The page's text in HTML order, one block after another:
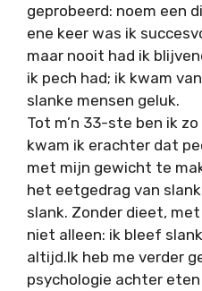
geprobeerd: noem een
ene keer was ik
maar nooit had ik
ik pech had; ik kwam
slanke mensen geluk.
Tot m’n 33-ste ben ik
kwam ik erachter dat
met mijn gewicht te
het eetgedrag van
slank. Zonder dieet,
niet alleen: ik bleef
altijd.Ik heb me verder
psychologie achter